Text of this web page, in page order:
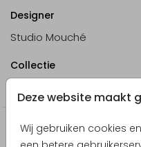
Deze website maakt
Wij gebruiken cookies
Designer
Studio Mouché
Collectie
Producten die hierop